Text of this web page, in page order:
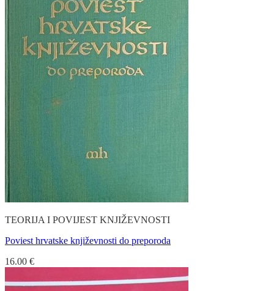
TEORIJA I POVIJEST KNJIŽEVNOSTI
Poviest hrvatske književnosti do preporoda
16.00 €